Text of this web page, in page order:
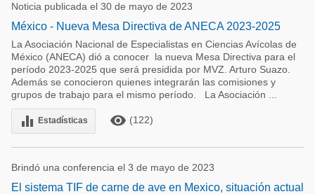
Noticia publicada el 30 de mayo de 2023
México - Nueva Mesa Directiva de ANECA 2023-2025
La Asociación Nacional de Especialistas en Ciencias Avícolas de
México (ANECA) dió a conocer la nueva Mesa Directiva para el
período 2023-2025 que será presidida por MVZ. Arturo Suazo.
Además se conocieron quienes integrarán las comisiones y
grupos de trabajo para el mismo período. La Asociación ...
equalizer Estadísticas remove_red_eye (122)
Brindó una conferencia el 3 de mayo de 2023
El sistema TIF de carne de ave en Mexico, situación actual